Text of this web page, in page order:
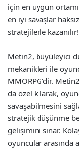
için en uygun
en iyi savaşlar
stratejilerle kazanılır!
Metin2, büyüleyici
mekanikleri ile
MMORPG’dir.
da özel kılarak,
savaşabilmesini
stratejik düşünme
gelişimini sınar.
oyuncular arasında